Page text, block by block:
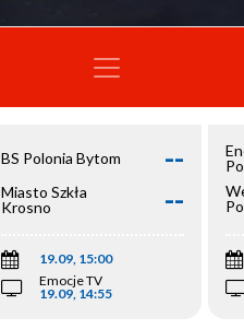
BS Polonia Bytom --
Miasto Szkła
Krosno
--
19.09, 15:00
Emocje TV
19.09, 14:55